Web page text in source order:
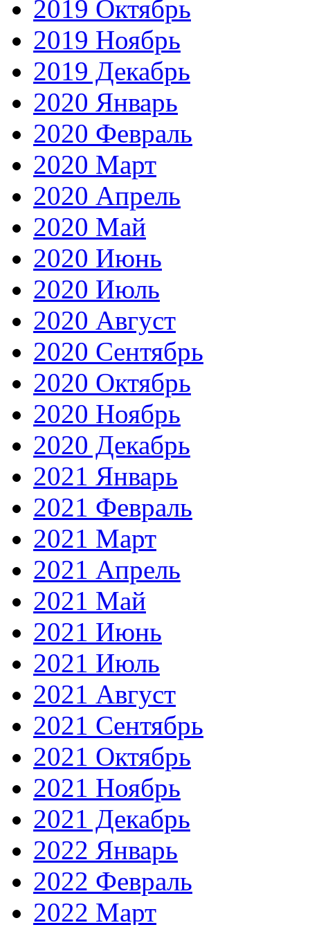
2019 Октябрь
2019 Ноябрь
2019 Декабрь
2020 Январь
2020 Февраль
2020 Март
2020 Апрель
2020 Май
2020 Июнь
2020 Июль
2020 Август
2020 Сентябрь
2020 Октябрь
2020 Ноябрь
2020 Декабрь
2021 Январь
2021 Февраль
2021 Март
2021 Апрель
2021 Май
2021 Июнь
2021 Июль
2021 Август
2021 Сентябрь
2021 Октябрь
2021 Ноябрь
2021 Декабрь
2022 Январь
2022 Февраль
2022 Март